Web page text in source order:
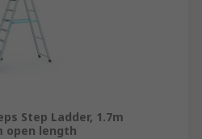
Step Ladder, 1.7m
open length